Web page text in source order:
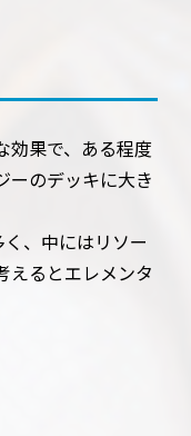
効果で、ある程度
ーのデッキに大き
、中にはリソー
えるとエレメンタ